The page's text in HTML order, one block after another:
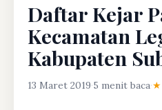
Daftar Kejar
Kecamatan
Kabupaten
13 Maret 2019·5 menit baca·